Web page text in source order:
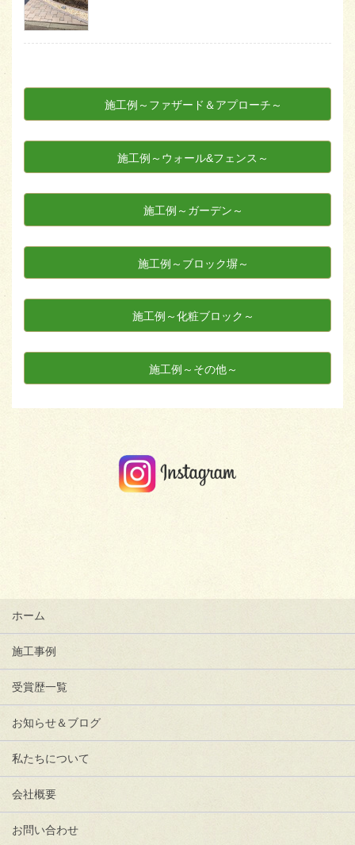
施工例～ファザード＆アプローチ～
施工例～ウォール&フェンス～
施工例～ガーデン～
施工例～ブロック塀～
施工例～化粧ブロック～
施工例～その他～
ホーム
施工事例
受賞歴一覧
お知らせ＆ブログ
私たちについて
会社概要
お問い合わせ